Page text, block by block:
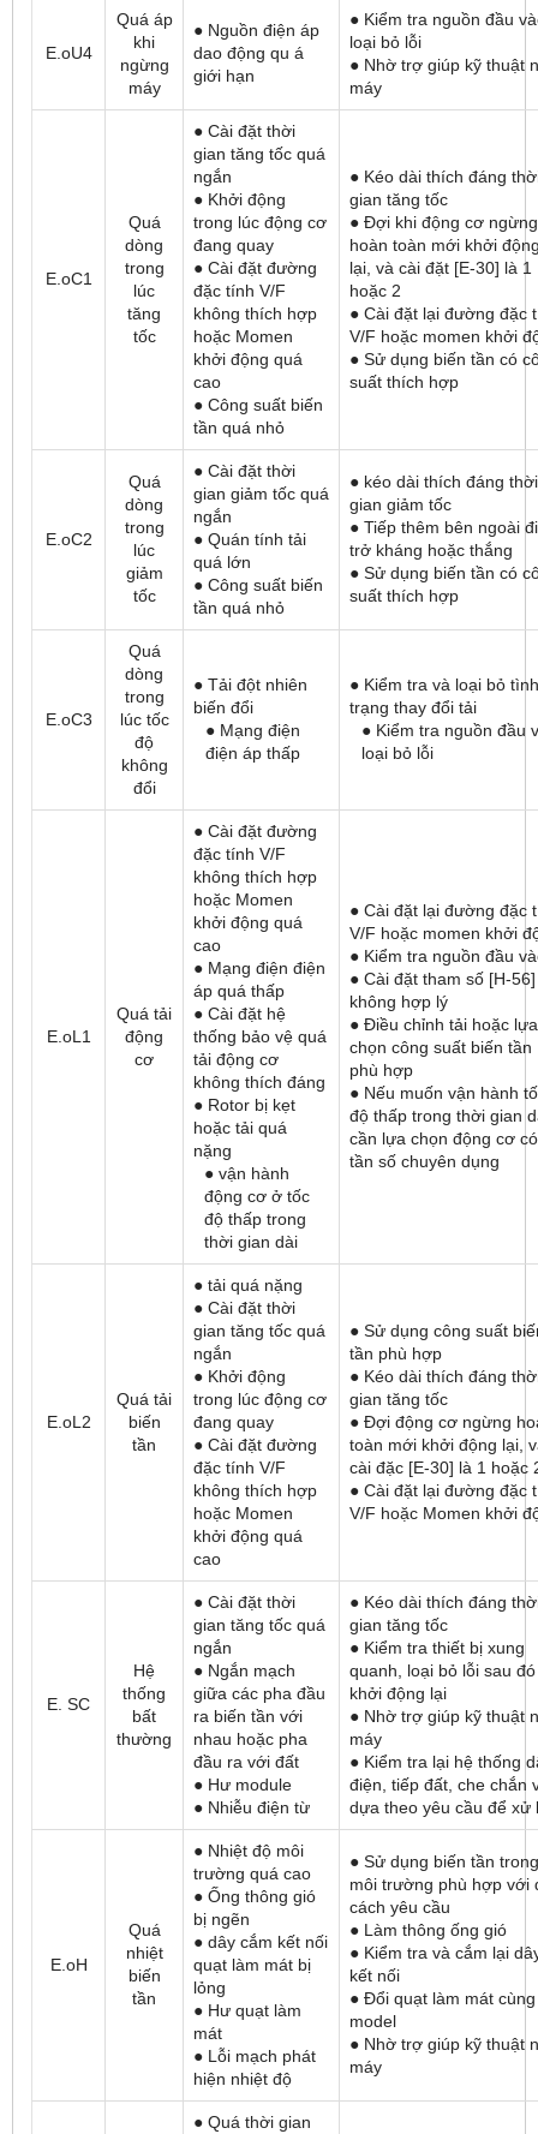
E.oU4
Quá áp
khi
ngừng
máy
● Nguồn điện áp
dao động qu á
giới hạn
● Kiểm tra nguồn đầu
loại bỏ lỗi
● Nhờ trợ giúp kỹ thuật
máy
E.oC1
Quá
dòng
trong
lúc
tăng
tốc
● Cài đặt thời
gian tăng tốc quá
ngắn
● Khởi động
trong lúc động cơ
đang quay
● Cài đặt đường
đặc tính V/F
không thích hợp
hoặc Momen
khởi động quá
cao
● Công suất biến
tần quá nhỏ
● Kéo dài thích đáng
gian tăng tốc
● Đợi khi động cơ ngừng
hoàn toàn mới khởi
lại, và cài đặt [E-30] là 1
hoặc 2
● Cài đặt lại đường đặc
V/F hoặc momen khởi
● Sử dụng biến tần có
suất thích hợp
E.oC2
Quá
dòng
trong
lúc
giảm
tốc
● Cài đặt thời
gian giảm tốc quá
ngắn
● Quán tính tải
quá lớn
● Công suất biến
tần quá nhỏ
● kéo dài thích đáng thời
gian giảm tốc
● Tiếp thêm bên ngoài
trở kháng hoặc thắng
● Sử dụng biến tần có
suất thích hợp
E.oC3
Quá
dòng
trong
lúc tốc
độ
không
đổi
● Tải đột nhiên
biến đổi
● Mạng điện
điện áp thấp
● Kiểm tra và loại bỏ tình
trạng thay đổi tải
● Kiểm tra nguồn đầu
loại bỏ lỗi
E.oL1
Quá tải
động
cơ
● Cài đặt đường
đặc tính V/F
không thích hợp
hoặc Momen
khởi động quá
cao
● Mạng điện điện
áp quá thấp
● Cài đặt hệ
thống bảo vệ quá
tải động cơ
không thích đáng
● Rotor bị kẹt
hoặc tải quá
nặng
● vận hành
động cơ ở tốc
độ thấp trong
thời gian dài
● Cài đặt lại đường đặc
V/F hoặc momen khởi
● Kiểm tra nguồn đầu
● Cài đặt tham số [H-56]
không hợp lý
● Điều chỉnh tải hoặc lựa
chọn công suất biến tần
phù hợp
● Nếu muốn vận hành
độ thấp trong thời gian
cần lựa chọn động cơ có
tần số chuyên dụng
E.oL2
Quá tải
biến
tần
● tải quá nặng
● Cài đặt thời
gian tăng tốc quá
ngắn
● Khởi động
trong lúc động cơ
đang quay
● Cài đặt đường
đặc tính V/F
không thích hợp
hoặc Momen
khởi động quá
cao
● Sử dụng công suất
tần phù hợp
● Kéo dài thích đáng
gian tăng tốc
● Đợi động cơ ngừng
toàn mới khởi động lại,
cài đặc [E-30] là 1 hoặc
● Cài đặt lại đường đặc
V/F hoặc Momen khởi
E. SC
Hệ
thống
bất
thường
● Cài đặt thời
gian tăng tốc quá
ngắn
● Ngắn mạch
giữa các pha đầu
ra biến tần với
nhau hoặc pha
đầu ra với đất
● Hư module
● Nhiễu điện từ
● Kéo dài thích đáng
gian tăng tốc
● Kiểm tra thiết bị xung
quanh, loại bỏ lỗi sau đó
khởi động lại
● Nhờ trợ giúp kỹ thuật
máy
● Kiểm tra lại hệ thống
điện, tiếp đất, che chắn
dựa theo yêu cầu để xử
E.oH
Quá
nhiệt
biến
tần
● Nhiệt độ môi
trường quá cao
● Ống thông gió
bị ngẽn
● dây cắm kết nối
quạt làm mát bị
lỏng
● Hư quạt làm
mát
● Lỗi mạch phát
hiện nhiệt độ
● Sử dụng biến tần trong
môi trường phù hợp với
cách yêu cầu
● Làm thông ống gió
● Kiểm tra và cắm lại
kết nối
● Đổi quạt làm mát cùng
model
● Nhờ trợ giúp kỹ thuật
máy
● Quá thời gian